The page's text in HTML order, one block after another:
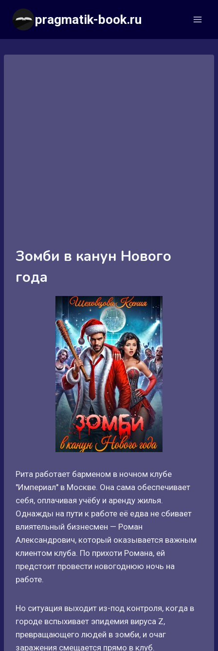
Перейти
содержимому
pragmatik-book.ru
Зомби в канун Нового
года
Рита работает барменом в ночном клубе
"Империал" в Москве. Она сама обеспечивает
себя, оплачивая учёбу и аренду жилья.
Однажды на пути к работе её едва не сбивает
влиятельный бизнесмен — Роман
Александрович, который оказывается важным
клиентом клуба. По прихоти Романа, ей
предстоит провести новогоднюю ночь на
работе.
Но ситуация выходит из-под контроля, когда в
городе вспыхивает эпидемия вируса Z,
превращающего людей в зомби, и очаг
заражения смещается прямо в клуб.